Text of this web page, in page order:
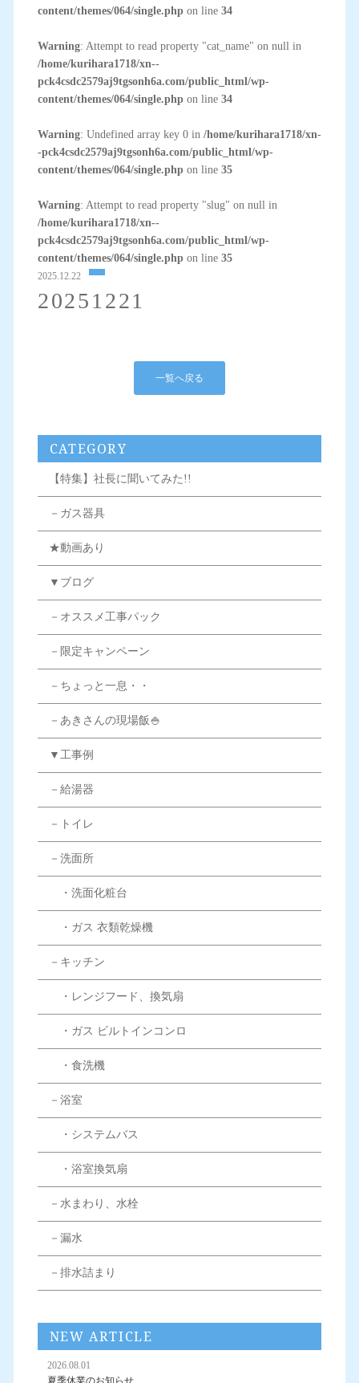
content/themes/064/single.phpon line 34
Warning: Attempt to read property "cat_name" on null in
/home/kurihara1718/xn--
pck4csdc2579aj9tgsonh6a.com/public_html/wp-
content/themes/064/single.phpon line 34
Warning: Undefined array key 0 in /home/kurihara1718/xn-
-pck4csdc2579aj9tgsonh6a.com/public_html/wp-
content/themes/064/single.phpon line 35
Warning: Attempt to read property "slug" on null in
/home/kurihara1718/xn--
pck4csdc2579aj9tgsonh6a.com/public_html/wp-
content/themes/064/single.phpon line 35
2025.12.22
20251221
一覧へ戻る
CATEGORY
【特集】社長に聞いてみた!!
－ガス器具
★動画あり
▼ブログ
－オススメ工事パック
－限定キャンペーン
－ちょっと一息・・
－あきさんの現場飯🍚
▼工事例
－給湯器
－トイレ
－洗面所
・洗面化粧台
・ガス 衣類乾燥機
－キッチン
・レンジフード、換気扇
・ガス ビルトインコンロ
・食洗機
－浴室
・システムバス
・浴室換気扇
－水まわり、水栓
－漏水
－排水詰まり
NEW ARTICLE
2026.08.01
夏季休業のお知らせ